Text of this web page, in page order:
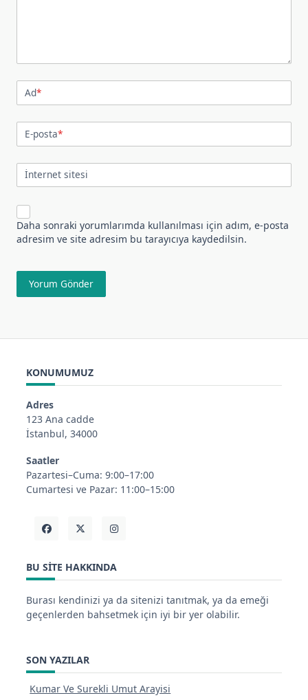
Ad*
E-posta*
İnternet sitesi
Daha sonraki yorumlarımda kullanılması için adım, e-posta
adresim ve site adresim bu tarayıcıya kaydedilsin.
KONUMUMUZ
Adres
123 Ana cadde
İstanbul, 34000
Saatler
Pazartesi–Cuma: 9:00–17:00
Cumartesi ve Pazar: 11:00–15:00
BU SITE HAKKINDA
Burası kendinizi ya da sitenizi tanıtmak, ya da emeği
geçenlerden bahsetmek için iyi bir yer olabilir.
SON YAZILAR
Kumar Ve Surekli Umut Arayisi